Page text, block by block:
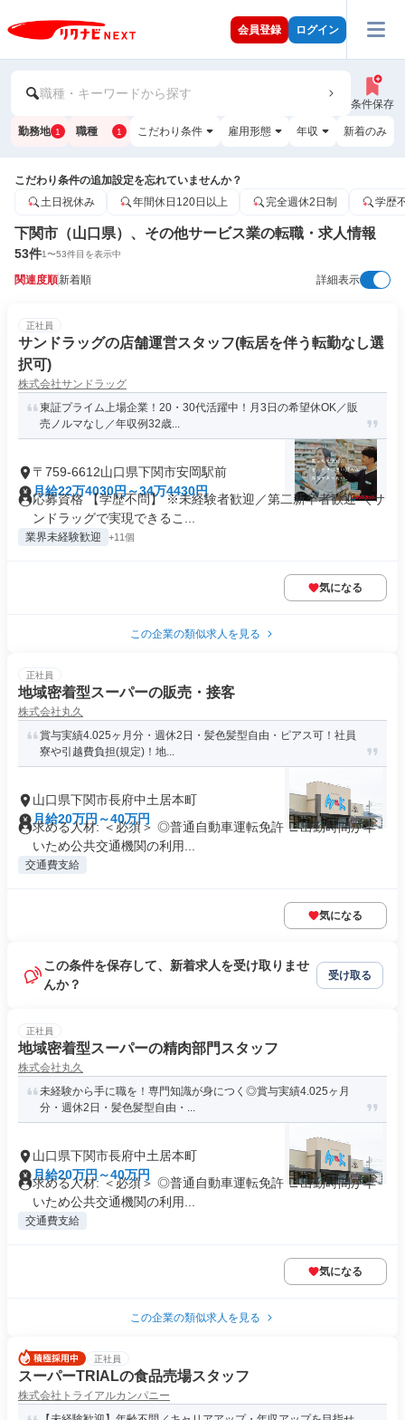
会員登録 ログイン
職種・キーワードから探す
条件保存
勤務地 1 職種 1 こだわり条件 雇用形態 年収 新着のみ
こだわり条件の追加設定を忘れていませんか？
土日祝休み
年間休日120日以上 完全週休2日制 学歴
下関市（山口県）、その他サービス業の転職・求人情報
53件1〜53件目を表示中
関連度順新着順 詳細表示
正社員
サンドラッグの店舗運営スタッフ(転居を伴う転勤なし選
択可)
株式会社サンドラッグ
東証プライム上場企業！20・30代活躍中！月3日の希望休OK／販
売ノルマなし／年収例32歳...
〒759-6612山口県下関市安岡駅前
月給22万4030円～34万4430円
応募資格 【学歴不問】 ※未経験者歓迎／第二新卒者歓迎 ＼サ
ンドラッグで実現できるこ...
業界未経験歓迎 +11個
気になる
この企業の類似求人を見る
正社員
地域密着型スーパーの販売・接客
株式会社丸久
賞与実績4.025ヶ月分・週休2日・髪色髪型自由・ピアス可！社員
寮や引越費負担(規定)！地...
山口県下関市長府中土居本町
月給20万円～40万円
求める人材: ＜必須＞ ◎普通自動車運転免許 ∟出勤時間が早
いため公共交通機関の利用...
交通費支給
気になる
この条件を保存して、新着求人を受け取りませ
んか？
受け取る
正社員
地域密着型スーパーの精肉部門スタッフ
株式会社丸久
未経験から手に職を！専門知識が身につく◎賞与実績4.025ヶ月
分・週休2日・髪色髪型自由・...
山口県下関市長府中土居本町
月給20万円～40万円
求める人材: ＜必須＞ ◎普通自動車運転免許 ∟出勤時間が早
いため公共交通機関の利用...
交通費支給
気になる
この企業の類似求人を見る
正社員
スーパーTRIALの食品売場スタッフ
株式会社トライアルカンパニー